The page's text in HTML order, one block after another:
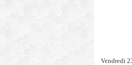
Vendredi